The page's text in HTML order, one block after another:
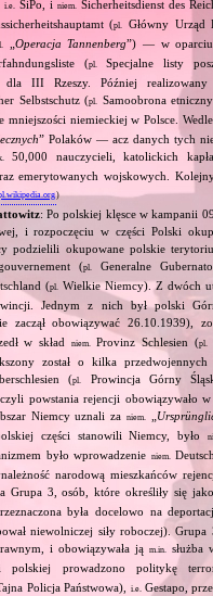
i.e.SiPo, i niem.Sicherheitsdienst des
(pl.
Główny Urząd
„Operacja Tannenberg”) — w oparciu
(pl.Specjalne listy
dla III Rzeszy. Później
Selbstschutz (pl. Samoobrona
mniejszości niemieckiej w Polsce.
” Polaków — acz danych tych
50,000 nauczycieli, katolickich
emerytowanych wojskowych.
)
: Po polskiej klęsce w kampanii
i rozpoczęciu w części Polski
podzielili okupowane polskie
(pl. Generalne
(pl. Wielkie Niemcy). Z dwóch
Jednym z nich był polski
zaczął obowiązywać 26.10.1939),
w skład
niem.Provinz Schlesien (pl.
został o kilka
(pl.
Prowincja Górny
powstania rejencji obowiązywało
Niemcy uznali za niem.„
części stanowili Niemcy, było
było wprowadzenie niem.
narodową mieszkańców
Grupa 3, osób, które określiły się
była docelowo na
niewolniczej siły roboczej).
i obowiązywała jąm.in. służba
polskiej prowadzono politykę
Policja Państwowa), i.e.Gestapo,